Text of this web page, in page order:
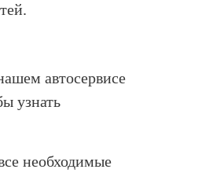
автосервисе
узнать
необходимые